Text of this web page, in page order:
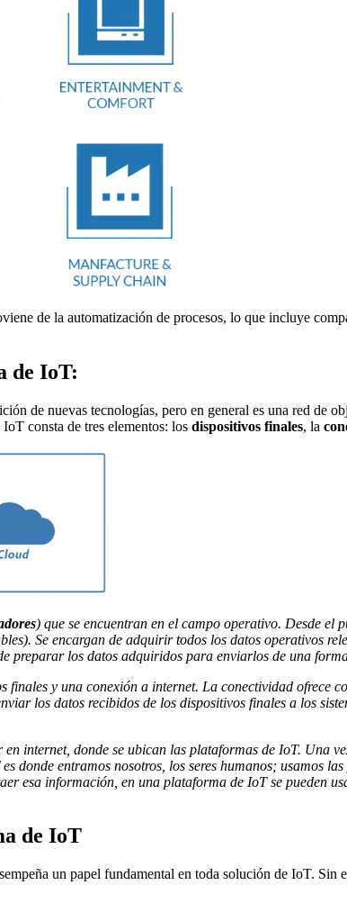
de la automatización de procesos, lo que incluye
de IoT:
de nuevas tecnologías, pero en general es una red de
consta de tres elementos: los dispositivos finales, la
) que se encuentran en el campo operativo. Desde el
Se encargan de adquirir todos los datos operativos
preparar los datos adquiridos para enviarlos de una
finales y una conexión a internet. La conectividad ofrece
los datos recibidos de los dispositivos finales a los
internet, donde se ubican las plataformas de IoT. Una
donde entramos nosotros, los seres humanos; usamos
esa información, en una plataforma de IoT se pueden
de IoT
un papel fundamental en toda solución de IoT. Sin